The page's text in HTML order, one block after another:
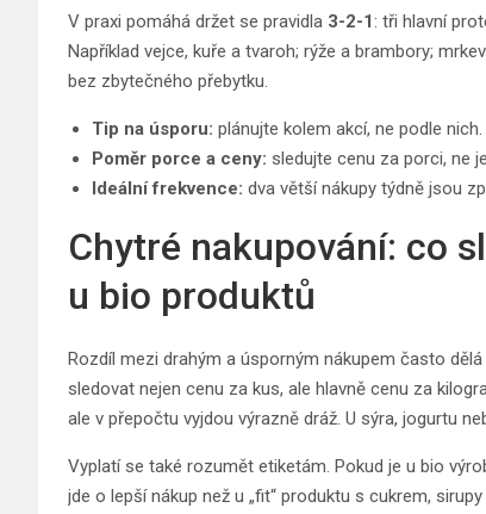
V praxi pomáhá držet se pravidla 3-2-1: tři hlavní
Například vejce, kuře a tvaroh; rýže a brambory;
bez zbytečného přebytku.
Tip na úsporu: plánujte kolem akcí, ne podle
Poměr porce a ceny: sledujte cenu za porci, ne
Ideální frekvence: dva větší nákupy týdně jsou
Chytré nakupování: co
u bio produktů
Rozdíl mezi drahým a úsporným nákupem často
sledovat nejen cenu za kus, ale hlavně cenu za
ale v přepočtu vyjdou výrazně dráž. U sýra, jogurtu
Vyplatí se také rozumět etiketám. Pokud je u bio
jde o lepší nákup než u „fit“ produktu s cukrem,